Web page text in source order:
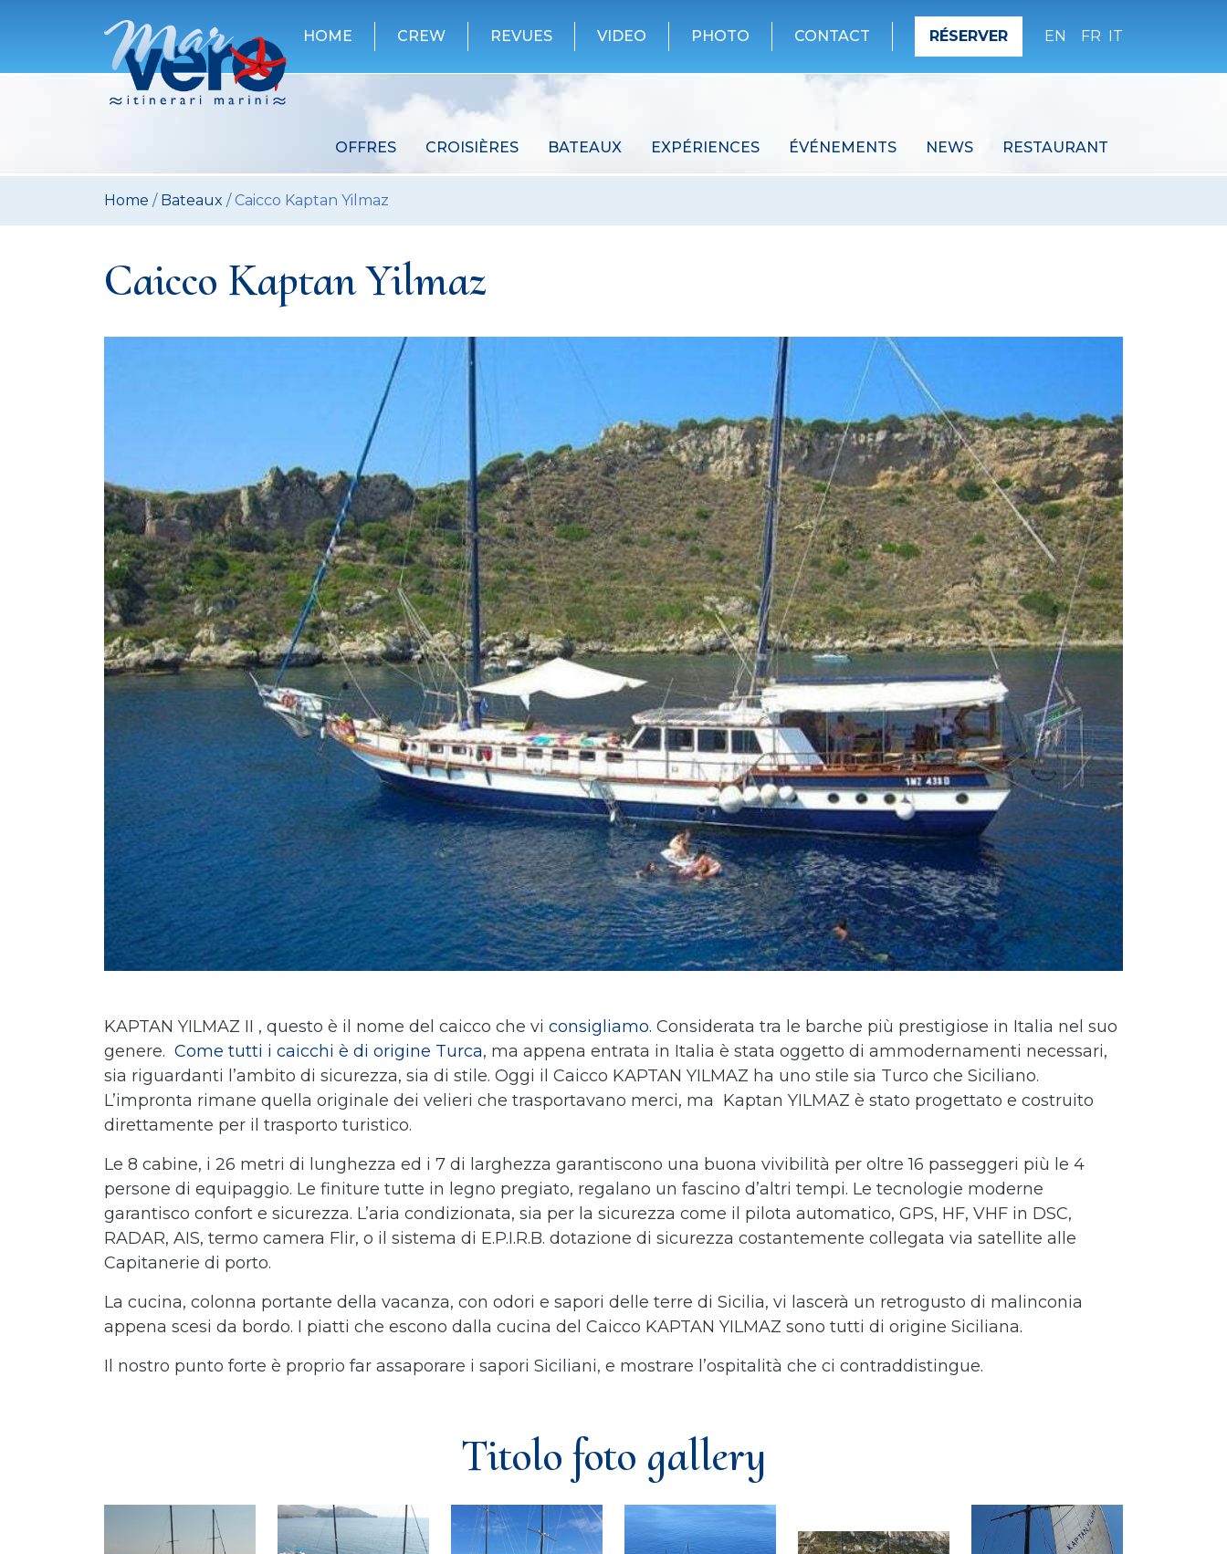
HOME CREW REVUES VIDEO PHOTO CONTACT RÉSERVER EN FR IT
OFFRES CROISIÈRES BATEAUX EXPÉRIENCES ÉVÉNEMENTS NEWS RESTAURANT
Home / Bateaux / Caicco Kaptan Yilmaz
Caicco Kaptan Yilmaz
KAPTAN YILMAZ II , questo è il nome del caicco che vi consigliamo. Considerata tra le barche più prestigiose in Italia nel suo
genere. Come tutti i caicchi è di origine Turca, ma appena entrata in Italia è stata oggetto di ammodernamenti necessari,
sia riguardanti l’ambito di sicurezza, sia di stile. Oggi il Caicco KAPTAN YILMAZ ha uno stile sia Turco che Siciliano.
L’impronta rimane quella originale dei velieri che trasportavano merci, ma Kaptan YILMAZ è stato progettato e costruito
direttamente per il trasporto turistico.
Le 8 cabine, i 26 metri di lunghezza ed i 7 di larghezza garantiscono una buona vivibilità per oltre 16 passeggeri più le 4
persone di equipaggio. Le finiture tutte in legno pregiato, regalano un fascino d’altri tempi. Le tecnologie moderne
garantisco confort e sicurezza. L’aria condizionata, sia per la sicurezza come il pilota automatico, GPS, HF, VHF in DSC,
RADAR, AIS, termo camera Flir, o il sistema di E.P.I.R.B. dotazione di sicurezza costantemente collegata via satellite alle
Capitanerie di porto.
La cucina, colonna portante della vacanza, con odori e sapori delle terre di Sicilia, vi lascerà un retrogusto di malinconia
appena scesi da bordo. I piatti che escono dalla cucina del Caicco KAPTAN YILMAZ sono tutti di origine Siciliana.
Il nostro punto forte è proprio far assaporare i sapori Siciliani, e mostrare l’ospitalità che ci contraddistingue.
Titolo foto gallery